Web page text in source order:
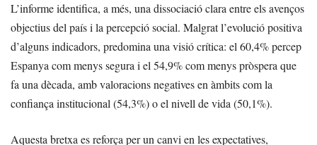
L’informe identifica, a més, una dissociació clara entre els avenços
objectius del país i la percepció social. Malgrat l’evolució positiva
d’alguns indicadors, predomina una visió crítica: el 60,4% percep
Espanya com menys segura i el 54,9% com menys pròspera que
fa una dècada, amb valoracions negatives en àmbits com la
confiança institucional (54,3%) o el nivell de vida (50,1%).
Aquesta bretxa es reforça per un canvi en les expectatives,